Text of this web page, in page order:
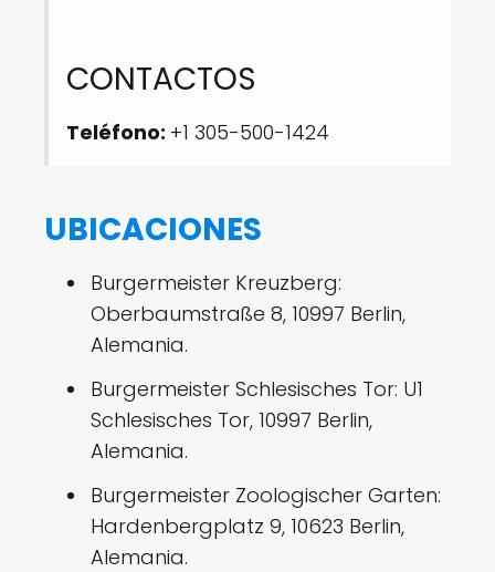
CONTACTOS
Teléfono: +1 305-500-1424
UBICACIONES
Burgermeister Kreuzberg:
Oberbaumstraße 8, 10997 Berlin,
Alemania.
Burgermeister Schlesisches Tor: U1
Schlesisches Tor, 10997 Berlin,
Alemania.
Burgermeister Zoologischer Garten:
Hardenbergplatz 9, 10623 Berlin,
Alemania.